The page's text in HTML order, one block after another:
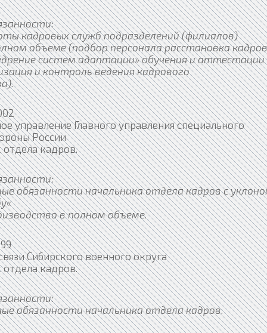
кадровых служб подразделений (филиалов)
объеме (подбор персонала расстановка
систем адаптации» обучения и аттестации
и контроль ведения кадрового
управление Главного управления специального
России
кадров.
обязанности начальника отдела кадров с
в полном объеме.
Сибирского военного округа
кадров.
обязанности начальника отдела кадров.